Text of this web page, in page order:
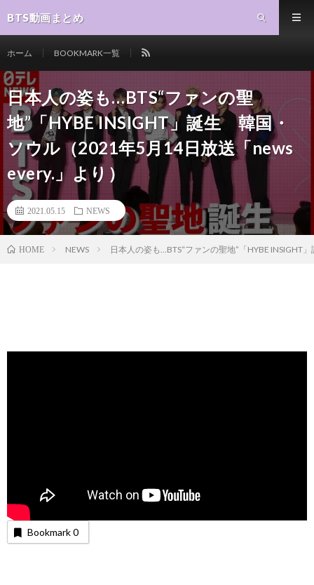
BTS動画まとめ
ホーム BOOKMARK一覧
日本人の姿も…BTS“ファンの聖
地”「HYBE INSIGHT」誕生 韓国・
ソウル（2021年5月14日放送「news
every.」より）
2021.05.15 NEWS
HOME NEWS 日本人の姿も…BTS“ファンの聖地”「HYBE
Bookmark0